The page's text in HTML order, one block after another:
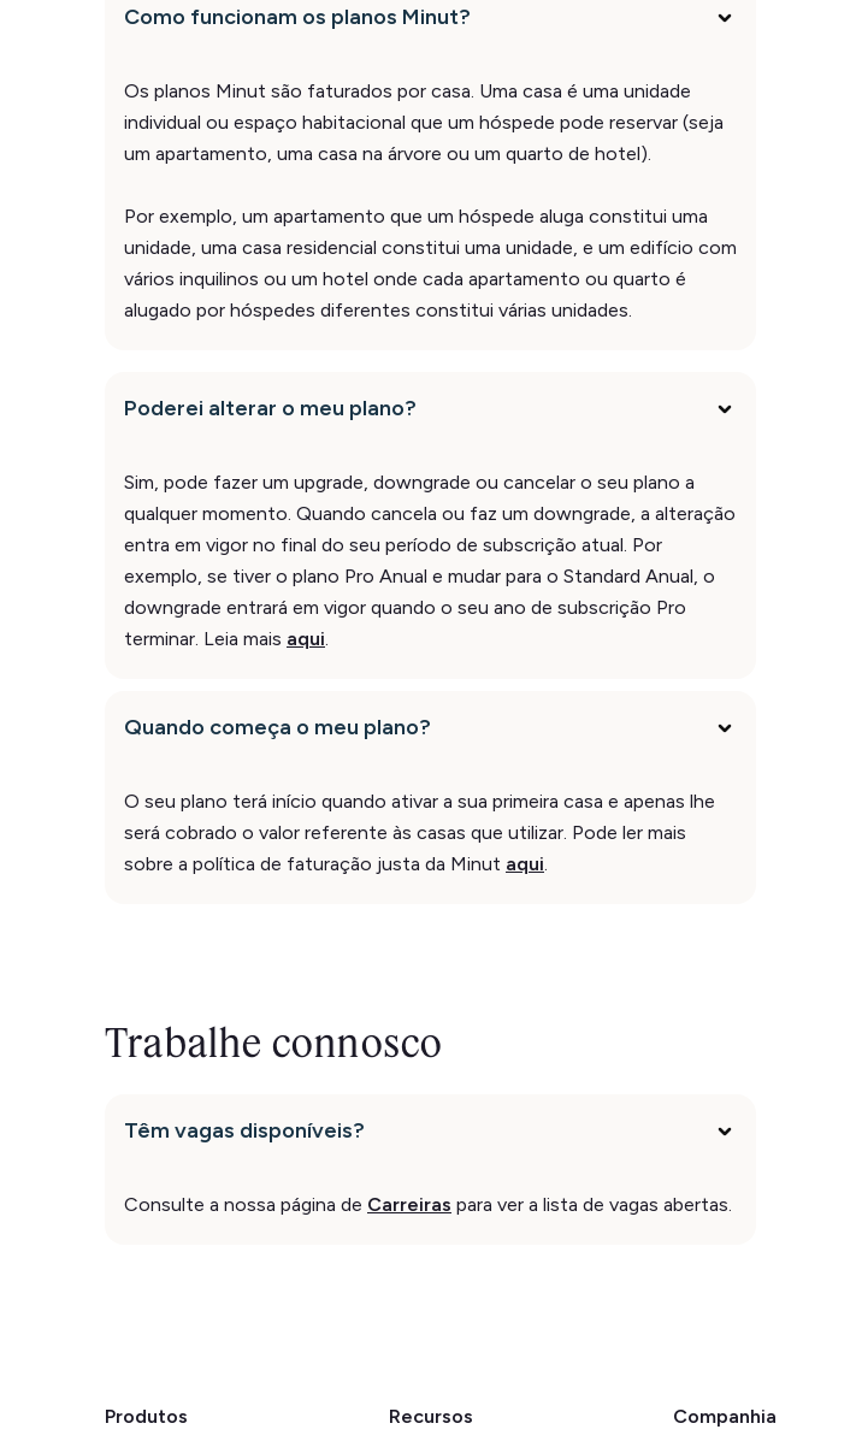
Como funcionam os planos Minut?
Os planos Minut são faturados por casa. Uma casa é uma unidade
individual ou espaço habitacional que um hóspede pode reservar (seja
um apartamento, uma casa na árvore ou um quarto de hotel).
Por exemplo, um apartamento que um hóspede aluga constitui uma
unidade, uma casa residencial constitui uma unidade, e um edifício com
vários inquilinos ou um hotel onde cada apartamento ou quarto é
alugado por hóspedes diferentes constitui várias unidades.
Poderei alterar o meu plano?
Sim, pode fazer um upgrade, downgrade ou cancelar o seu plano a
qualquer momento. Quando cancela ou faz um downgrade, a alteração
entra em vigor no final do seu período de subscrição atual. Por
exemplo, se tiver o plano Pro Anual e mudar para o Standard Anual, o
downgrade entrará em vigor quando o seu ano de subscrição Pro
terminar. Leia mais aqui.
Quando começa o meu plano?
O seu plano terá início quando ativar a sua primeira casa e apenas lhe
será cobrado o valor referente às casas que utilizar. Pode ler mais
sobre a política de faturação justa da Minut aqui.
Trabalhe connosco
Têm vagas disponíveis?
Consulte a nossa página de Carreiras para ver a lista de vagas abertas.
Produtos
Recursos
Companhia